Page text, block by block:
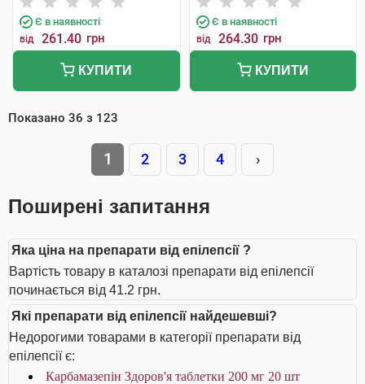
Є в наявності
від 261.40 грн
КУПИТИ
Є в наявності
від 264.30 грн
КУПИТИ
Показано 36 з 123
1 2 3 4 ›
Поширені запитання
Яка ціна на препарати від епілепсії ?
Вартість товару в каталозі препарати від епілепсії
починається від 41.2 грн.
Які препарати від епілепсії найдешевші?
Недорогими товарами в категорії препарати від
епілепсії є:
Карбамазепін Здоров'я таблетки 200 мг 20 шт